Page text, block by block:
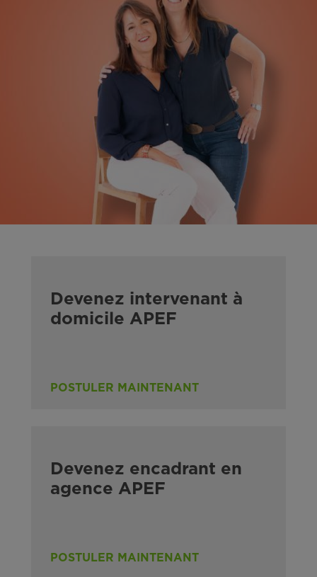
Devenez intervenant à
domicile APEF
POSTULER MAINTENANT
Devenez encadrant en
agence APEF
POSTULER MAINTENANT